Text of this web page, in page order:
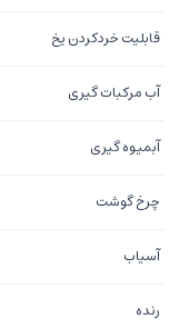
قابلیت خردکردن یخ
آب مرکبات گیری
آبمیوه گیری
چرخ گوشت
آسیاب
رنده